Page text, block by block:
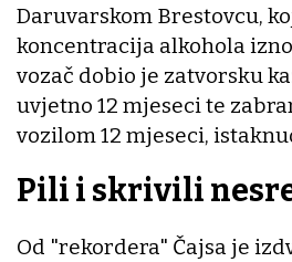
Daruvarskom Brestovcu,
koncentracija alkohola
vozač dobio je zatvorsku
uvjetno 12 mjeseci te
vozilom 12 mjeseci,
Pili i skrivili
Od "rekordera" Čajsa je